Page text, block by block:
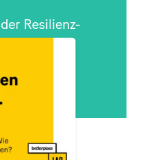
Resilienz-